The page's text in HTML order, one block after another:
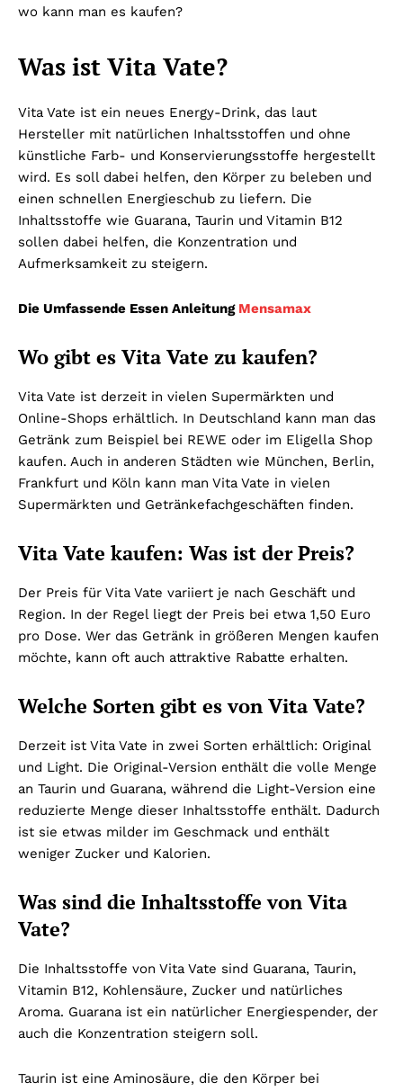
wo kann man es kaufen?
Was ist Vita Vate?
Vita Vate ist ein neues Energy-Drink, das laut
Hersteller mit natürlichen Inhaltsstoffen und ohne
künstliche Farb- und Konservierungsstoffe hergestellt
wird. Es soll dabei helfen, den Körper zu beleben und
einen schnellen Energieschub zu liefern. Die
Inhaltsstoffe wie Guarana, Taurin und Vitamin B12
sollen dabei helfen, die Konzentration und
Aufmerksamkeit zu steigern.
Die Umfassende Essen Anleitung Mensamax
Wo gibt es Vita Vate zu kaufen?
Vita Vate ist derzeit in vielen Supermärkten und
Online-Shops erhältlich. In Deutschland kann man das
Getränk zum Beispiel bei REWE oder im Eligella Shop
kaufen. Auch in anderen Städten wie München, Berlin,
Frankfurt und Köln kann man Vita Vate in vielen
Supermärkten und Getränkefachgeschäften finden.
Vita Vate kaufen: Was ist der Preis?
Der Preis für Vita Vate variiert je nach Geschäft und
Region. In der Regel liegt der Preis bei etwa 1,50 Euro
pro Dose. Wer das Getränk in größeren Mengen kaufen
möchte, kann oft auch attraktive Rabatte erhalten.
Welche Sorten gibt es von Vita Vate?
Derzeit ist Vita Vate in zwei Sorten erhältlich: Original
und Light. Die Original-Version enthält die volle Menge
an Taurin und Guarana, während die Light-Version eine
reduzierte Menge dieser Inhaltsstoffe enthält. Dadurch
ist sie etwas milder im Geschmack und enthält
weniger Zucker und Kalorien.
Was sind die Inhaltsstoffe von Vita
Vate?
Die Inhaltsstoffe von Vita Vate sind Guarana, Taurin,
Vitamin B12, Kohlensäure, Zucker und natürliches
Aroma. Guarana ist ein natürlicher Energiespender, der
auch die Konzentration steigern soll.
Taurin ist eine Aminosäure, die den Körper bei